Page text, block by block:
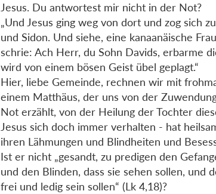
Jesus. Du antwortest mir nicht in der Not?
„Und Jesus ging weg von dort und zog sich
und Sidon. Und siehe, eine kanaanäische
schrie: Ach Herr, du Sohn Davids, erbarme
wird von einem bösen Geist übel geplagt.“
Hier, liebe Gemeinde, rechnen wir mit
einem Matthäus, der uns von der
Not erzählt, von der Heilung der Tochter
Jesus sich doch immer verhalten - hat
ihren Lähmungen und Blindheiten und
Ist er nicht „gesandt, zu predigen den
und den Blinden, dass sie sehen sollen, und
frei und ledig sein sollen“ (Lk 4,18)?